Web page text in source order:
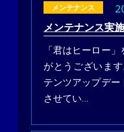
メンテナンス
メンテナンス実
「君はヒーロー
がとうございま
テンツアップデ
させてい…